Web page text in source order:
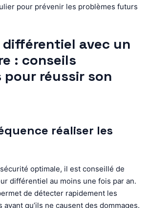
pour prévenir les problèmes futurs
différentiel avec un
: conseils
pour réussir son
réaliser les
optimale, il est conseillé de
différentiel au moins une fois par an.
de détecter rapidement les
qu’ils ne causent des dommages.